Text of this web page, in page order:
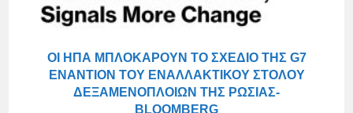
ΟΙ ΗΠΑ ΜΠΛΟΚΆΡΟΥΝ ΤΟ ΣΧΈΔΙΟ ΤΗΣ G7
ΕΝΑΝΤΊΟΝ ΤΟΥ ΕΝΑΛΛΑΚΤΙΚΟΎ ΣΤΌΛΟΥ
ΔΕΞΑΜΕΝΌΠΛΟΙΩΝ ΤΗΣ ΡΩΣΊΑΣ-
BLOOMBERG